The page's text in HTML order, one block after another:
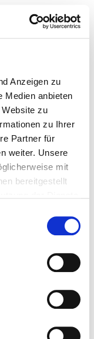
Anzeigen zu
Medien anbieten
zu
zu Ihrer
Partner für
weiter. Unsere
mit
bereitgestellt